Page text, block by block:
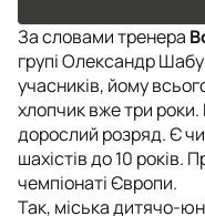
За словами тренера
групі Олександр
учасників, йому
хлопчик вже три роки.
дорослий розряд. Є
шахістів до 10 років.
чемпіонаті Європи.
Так, міська дитячо-